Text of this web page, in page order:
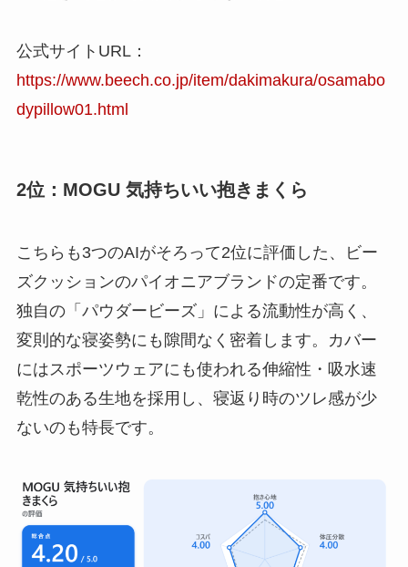
公式サイトURL：
https://www.beech.co.jp/item/dakimakura/osamabo
dypillow01.html
2位：MOGU 気持ちいい抱きまくら
こちらも3つのAIがそろって2位に評価した、ビー
ズクッションのパイオニアブランドの定番です。
独自の「パウダービーズ」による流動性が高く、
変則的な寝姿勢にも隙間なく密着します。カバー
にはスポーツウェアにも使われる伸縮性・吸水速
乾性のある生地を採用し、寝返り時のツレ感が少
ないのも特長です。